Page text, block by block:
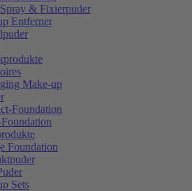
& Fixierpuder
Entferner
Make-up
Foundation
Foundation
Sets